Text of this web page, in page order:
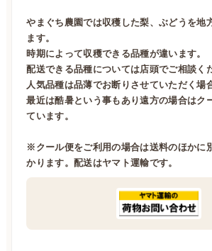
やまぐち農園では収穫した梨、ぶどうを地
ます。
時期によって収穫できる品種が違います。
配送できる品種については店頭でご相談く
人気品種は品薄でお断りさせていただく場
最近は酷暑という事もあり遠方の場合はク
ています。
※クール便をご利用の場合は送料のほかに
かります。配送はヤマト運輸です。